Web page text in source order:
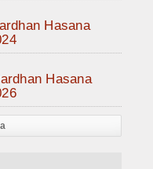
Hasana
Hasana